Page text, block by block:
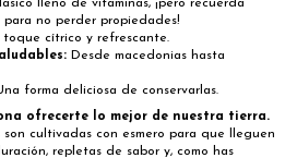
lleno de vitaminas, ¡pero recuerda
para no perder propiedades!
cítrico y refrescante.
Desde macedonias hasta
forma deliciosa de conservarlas.
ofrecerte lo mejor de nuestra tierra.
son cultivadas con esmero para que lleguen
repletas de sabor y, como has